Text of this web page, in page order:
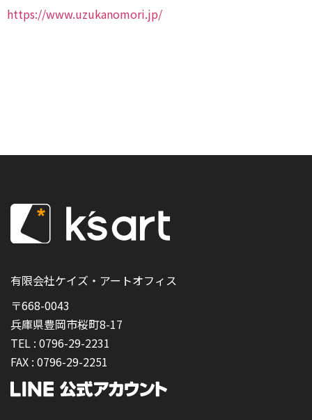
https://www.uzukanomori.jp/
有限会社ケイズ・アートオフィス
〒668-0043
兵庫県豊岡市桜町8-17
TEL : 0796-29-2231
FAX : 0796-29-2251